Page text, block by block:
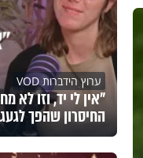
ערוץ הידברות VOD
"אין לי יד, וזו לא
החיסרון שהפך